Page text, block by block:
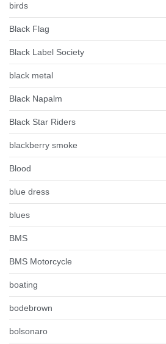
birds
Black Flag
Black Label Society
black metal
Black Napalm
Black Star Riders
blackberry smoke
Blood
blue dress
blues
BMS
BMS Motorcycle
boating
bodebrown
bolsonaro